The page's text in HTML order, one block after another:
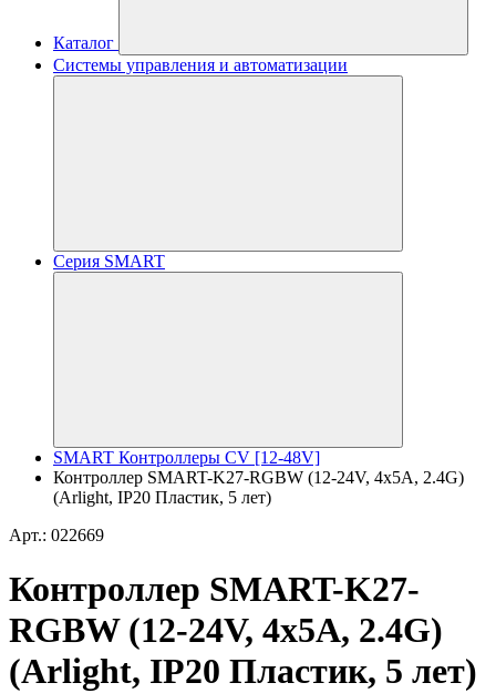
Каталог
Системы управления и автоматизации
Серия SMART
SMART Контроллеры CV [12-48V]
Контроллер SMART-K27-RGBW (12-24V, 4x5A, 2.4G)
(Arlight, IP20 Пластик, 5 лет)
Арт.: 022669
Контроллер SMART-K27-
RGBW (12-24V, 4x5A, 2.4G)
(Arlight, IP20 Пластик, 5 лет)